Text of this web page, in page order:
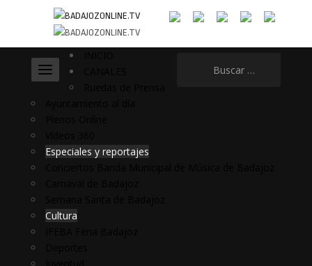
Especiales y reportajes
Cultura